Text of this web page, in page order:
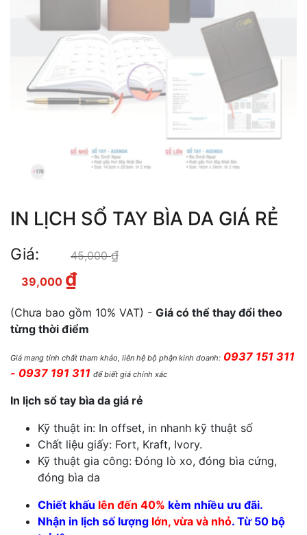
IN LỊCH SỔ TAY BÌA DA GIÁ RẺ
Giá: 45,000₫
39,000 ₫
(Chưa bao gồm 10% VAT) - Giá có thể thay đổi theo
từng thời điểm
Giá mang tính chất tham khảo, liên hệ bộ phận kinh doanh: 0937 151 311
- 0937 191 311 để biết giá chính xác
In lịch sổ tay bìa da giá rẻ
Kỹ thuật in: In offset, in nhanh kỹ thuật số
Chất liệu giấy: Fort, Kraft, Ivory.
Kỹ thuật gia công: Đóng lò xo, đóng bìa cứng,
đóng bìa da
Chiết khấu lên đến 40% kèm nhiều ưu đãi.
Nhận in lịch số lượng lớn, vừa và nhỏ. Từ 50 bộ